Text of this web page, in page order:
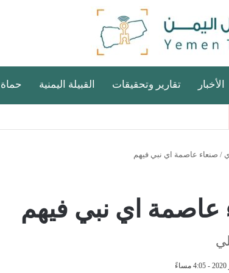
الأخبار تقارير وتحقيقات القبيلة اليمنية
/ صنعاء عاصمة اي نبي فيهم
عاصمة اي نبي فيهم